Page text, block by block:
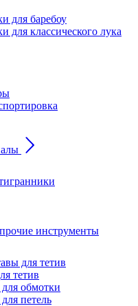
для баребоу
для классического лука
инструменты
для тетив
тетив
обмотки
петель